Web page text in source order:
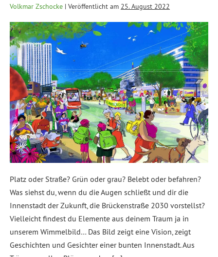
Volkmar Zschocke | Veröffentlicht am 25. August 2022
Platz oder Straße? Grün oder grau? Belebt oder befahren?
Was siehst du, wenn du die Augen schließt und dir die
Innenstadt der Zukunft, die Brückenstraße 2030 vorstellst?
Vielleicht findest du Elemente aus deinem Traum ja in
unserem Wimmelbild… Das Bild zeigt eine Vision, zeigt
Geschichten und Gesichter einer bunten Innenstadt. Aus